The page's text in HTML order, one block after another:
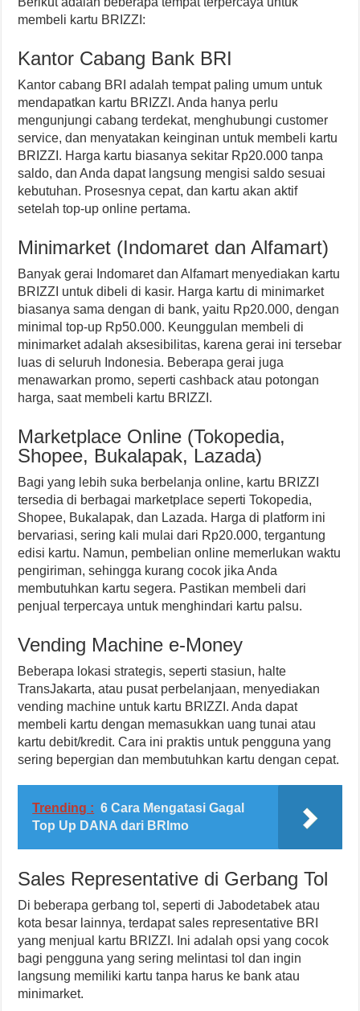
membeli kartu BRIZZI:
Kantor Cabang Bank BRI
Kantor cabang BRI adalah tempat paling umum untuk
mendapatkan kartu BRIZZI. Anda hanya perlu
mengunjungi cabang terdekat, menghubungi customer
service, dan menyatakan keinginan untuk membeli kartu
BRIZZI. Harga kartu biasanya sekitar Rp20.000 tanpa
saldo, dan Anda dapat langsung mengisi saldo sesuai
kebutuhan. Prosesnya cepat, dan kartu akan aktif
setelah top-up online pertama.
Minimarket (Indomaret dan Alfamart)
Banyak gerai Indomaret dan Alfamart menyediakan kartu
BRIZZI untuk dibeli di kasir. Harga kartu di minimarket
biasanya sama dengan di bank, yaitu Rp20.000, dengan
minimal top-up Rp50.000. Keunggulan membeli di
minimarket adalah aksesibilitas, karena gerai ini tersebar
luas di seluruh Indonesia. Beberapa gerai juga
menawarkan promo, seperti cashback atau potongan
harga, saat membeli kartu BRIZZI.
Marketplace Online (Tokopedia,
Shopee, Bukalapak, Lazada)
Bagi yang lebih suka berbelanja online, kartu BRIZZI
tersedia di berbagai marketplace seperti Tokopedia,
Shopee, Bukalapak, dan Lazada. Harga di platform ini
bervariasi, sering kali mulai dari Rp20.000, tergantung
edisi kartu. Namun, pembelian online memerlukan waktu
pengiriman, sehingga kurang cocok jika Anda
membutuhkan kartu segera. Pastikan membeli dari
penjual terpercaya untuk menghindari kartu palsu.
Vending Machine e-Money
Beberapa lokasi strategis, seperti stasiun, halte
TransJakarta, atau pusat perbelanjaan, menyediakan
vending machine untuk kartu BRIZZI. Anda dapat
membeli kartu dengan memasukkan uang tunai atau
kartu debit/kredit. Cara ini praktis untuk pengguna yang
sering bepergian dan membutuhkan kartu dengan cepat.
Trending : 6 Cara Mengatasi Gagal
Top Up DANA dari BRImo
Sales Representative di Gerbang Tol
Di beberapa gerbang tol, seperti di Jabodetabek atau
kota besar lainnya, terdapat sales representative BRI
yang menjual kartu BRIZZI. Ini adalah opsi yang cocok
bagi pengguna yang sering melintasi tol dan ingin
langsung memiliki kartu tanpa harus ke bank atau
minimarket.